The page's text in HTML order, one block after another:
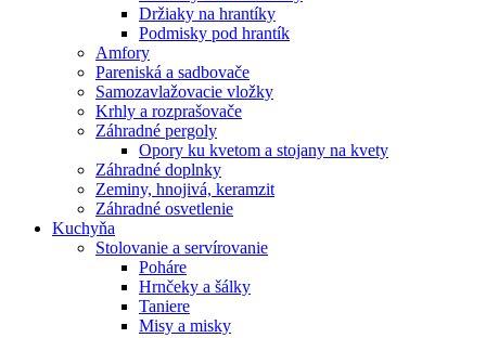
Držiaky na hrantíky
Podmisky pod hrantík
Amfory
Pareniská a sadbovače
Samozavlažovacie vložky
Krhly a rozprašovače
Záhradné pergoly
Opory ku kvetom a stojany na kvety
Záhradné doplnky
Zeminy, hnojivá, keramzit
Záhradné osvetlenie
Kuchyňa
Stolovanie a servírovanie
Poháre
Hrnčeky a šálky
Taniere
Misy a misky